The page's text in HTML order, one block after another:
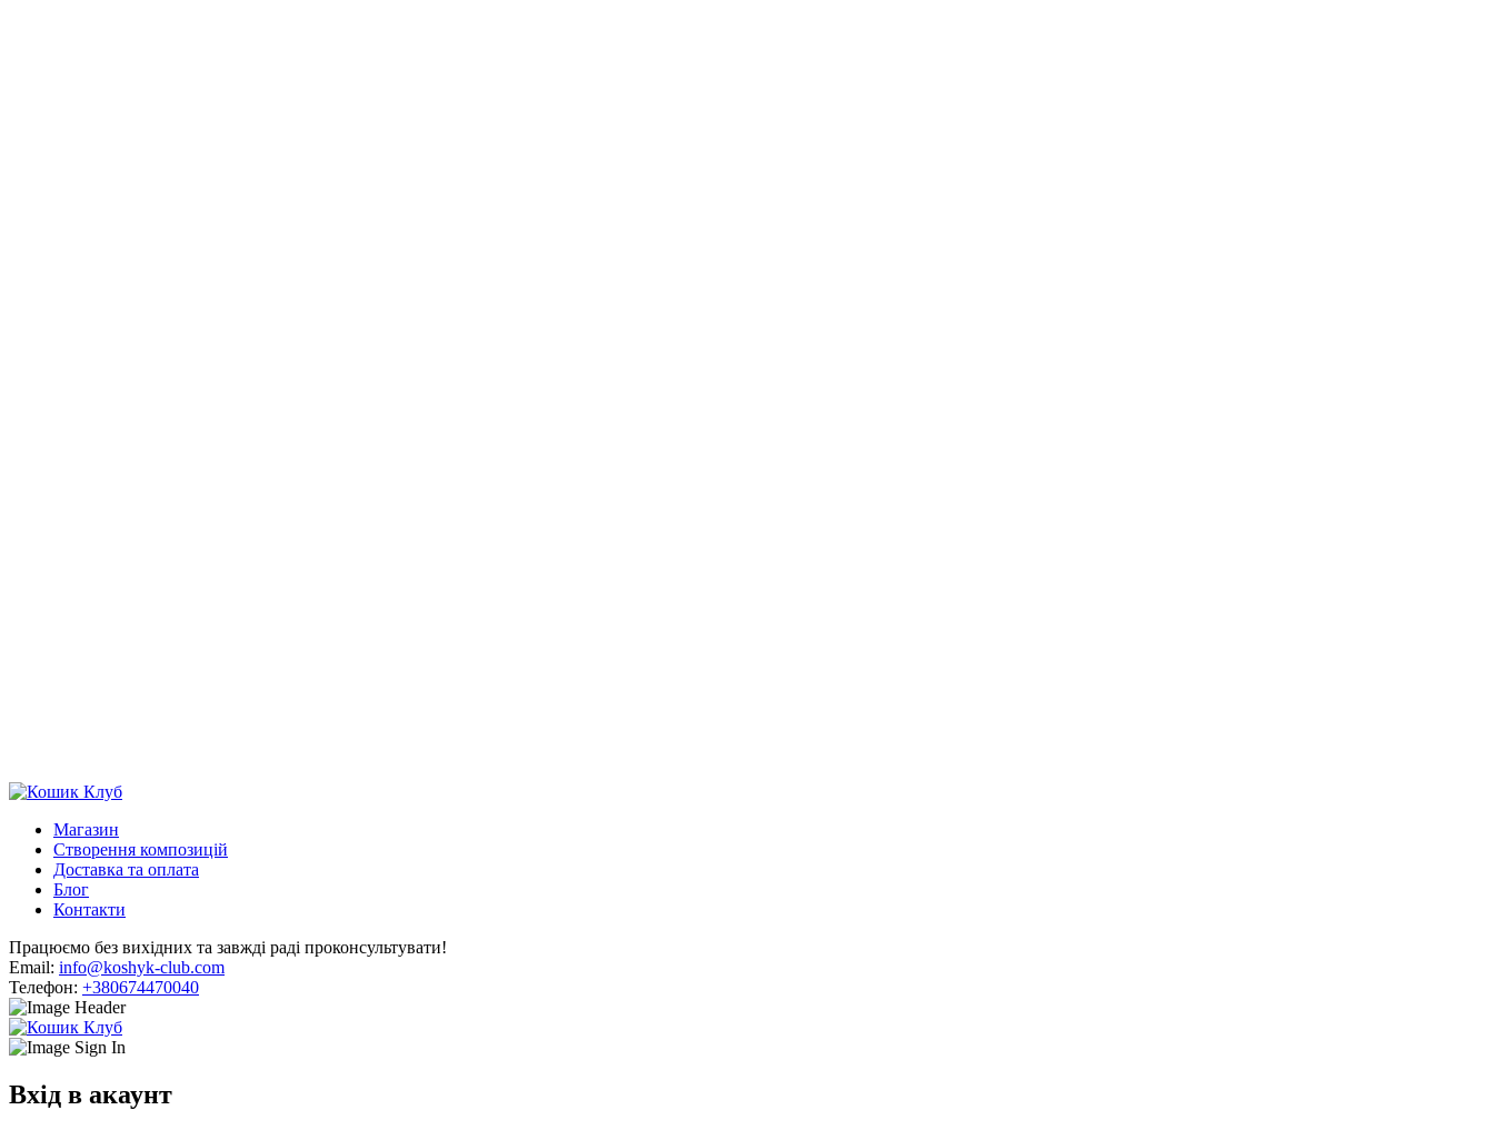
Магазин
Створення композицій
Доставка та оплата
Блог
Контакти
Працюємо без вихідних та завжді раді проконсультувати!
Email: info@koshyk-club.com
Телефон: +380674470040
Вхід в акаунт